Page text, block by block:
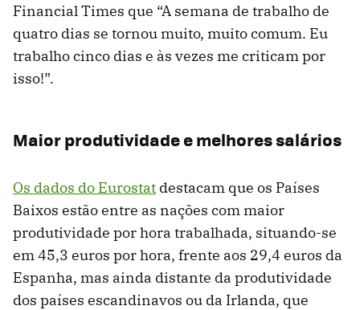
Financial Times que “A semana de trabalho de
quatro dias se tornou muito, muito comum. Eu
trabalho cinco dias e às vezes me criticam por
isso!”.
Maior produtividade e melhores salários
Os dados do Eurostat destacam que os Países
Baixos estão entre as nações com maior
produtividade por hora trabalhada, situando-se
em 45,3 euros por hora, frente aos 29,4 euros da
Espanha, mas ainda distante da produtividade
dos países escandinavos ou da Irlanda, que